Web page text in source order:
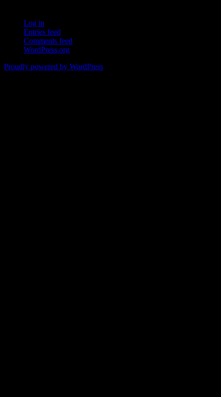
Log in
Entries feed
Comments feed
WordPress.org
Proudly powered by WordPress